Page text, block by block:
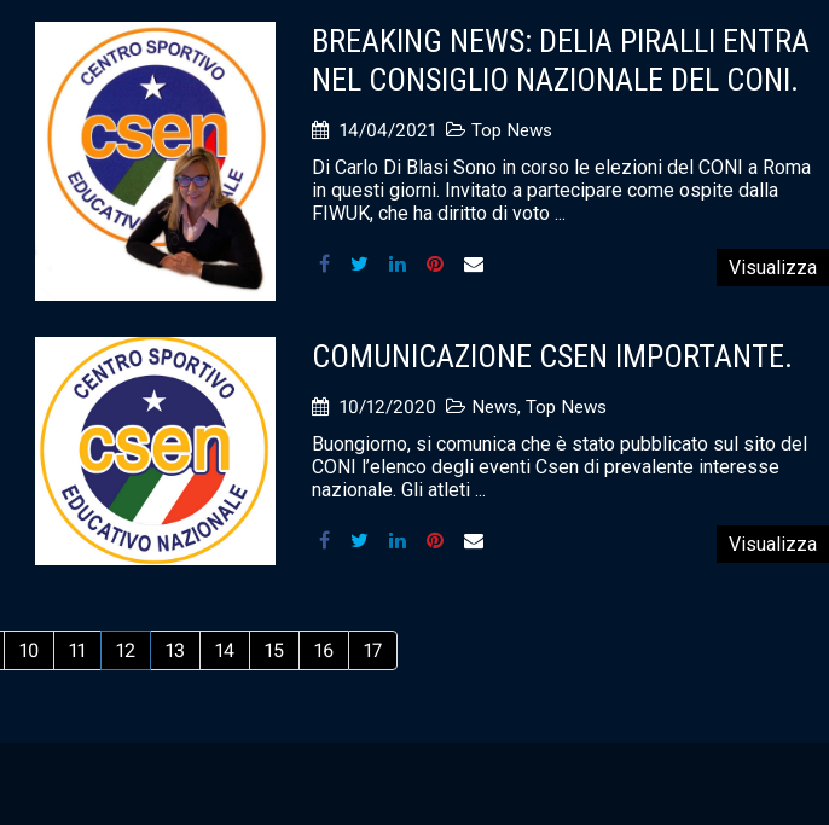
BREAKING NEWS: DELIA PIRALLI ENTRA
NEL CONSIGLIO NAZIONALE DEL CONI.
14/04/2021 Top News
Di Carlo Di Blasi Sono in corso le elezioni del CONI a Roma
in questi giorni. Invitato a partecipare come ospite dalla
FIWUK, che ha diritto di voto ...
Visualizza
COMUNICAZIONE CSEN IMPORTANTE.
10/12/2020 News, Top News
Buongiorno, si comunica che è stato pubblicato sul sito del
CONI l’elenco degli eventi Csen di prevalente interesse
nazionale. Gli atleti ...
Visualizza
10 11 12 13 14 15 16 17